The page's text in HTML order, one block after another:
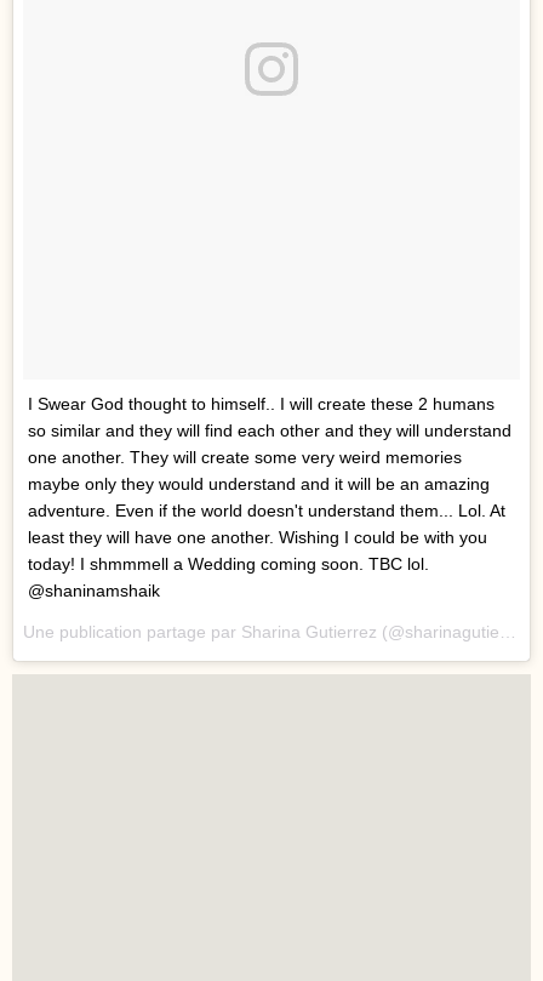
I Swear God thought to himself.. I will create these 2 humans
so similar and they will find each other and they will understand
one another. They will create some very weird memories
maybe only they would understand and it will be an amazing
adventure. Even if the world doesn't understand them... Lol. At
least they will have one another. Wishing I could be with you
today! I shmmmell a Wedding coming soon. TBC lol.
@shaninamshaik
Une publication partage par Sharina Gutierrez (@sharinagutierrez) le